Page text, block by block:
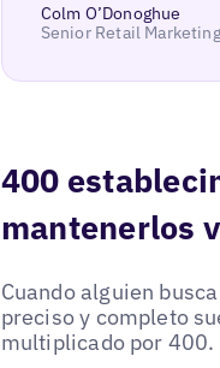
Colm O’Donoghue
Senior Retail
400
mantenerlos
Cuando alguien
preciso y completo
multiplicado por 400.